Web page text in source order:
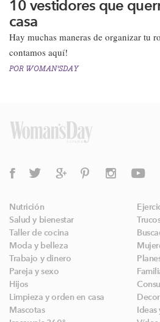
10 vestidores que
casa
Hay muchas maneras de organizar tu
contamos aquí!
POR WOMAN'SDAY
Nutrición
Salud y bienestar
Taller de cocina
Moda y belleza
Trabajo y dinero
Pareja y sexo
Hijos
Limpieza y orden en casa
Mascotas
Ideas